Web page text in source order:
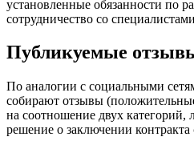
установленные обязанности по
сотрудничество со
Публикуемые
По аналогии с социальными
собирают отзывы
на соотношение двух
решение о заключении